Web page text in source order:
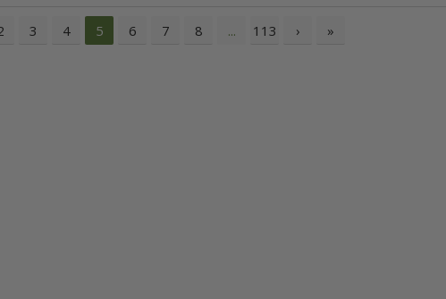
3 4 5 6 7 8 ... 113 › »